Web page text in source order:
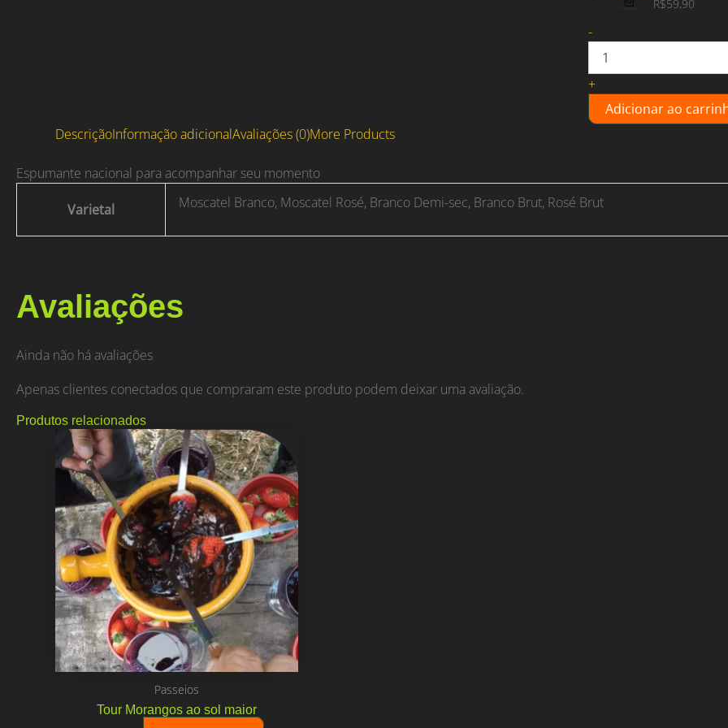
R$59,90
-Espumante
nacional
quantidade
+
Adicionar ao
DescriçãoInformação adicionalAvaliações (0)More Products
Espumante nacional para acompanhar seu momento
Varietal Moscatel Branco, Moscatel Rosé, Branco Demi-sec, Branco Brut, Rosé Brut
Avaliações
Ainda não há avaliações
Apenas clientes conectados que compraram este produto podem deixar uma avaliação.
Produtos relacionados
Passeios
Tour Morangos ao sol maior